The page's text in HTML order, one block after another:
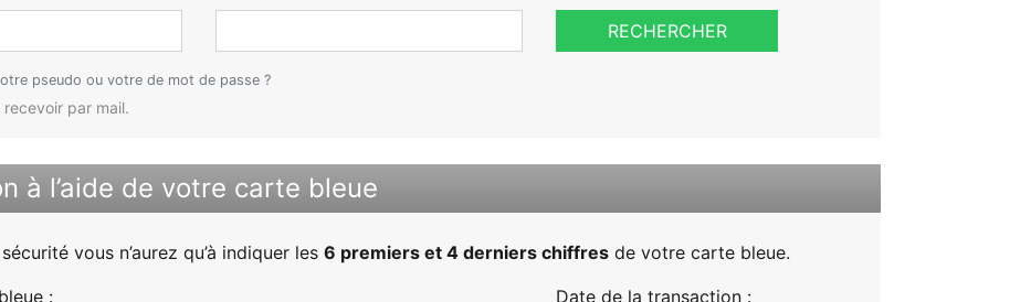
RECHERCHER
pseudo ou votre de mot de passe ?
par mail.
à l’aide de votre carte bleue
vous n’aurez qu’à indiquer les 6 premiers et 4 derniers chiffresde votre carte bleue.
:
Date de la transaction :